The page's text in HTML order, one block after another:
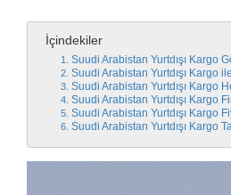
İçindekiler
Suudi Arabistan Yurtdışı Kargo
Suudi Arabistan Yurtdışı Kargo
Suudi Arabistan Yurtdışı Kargo
Suudi Arabistan Yurtdışı Kargo
Suudi Arabistan Yurtdışı Kargo
Suudi Arabistan Yurtdışı Kargo